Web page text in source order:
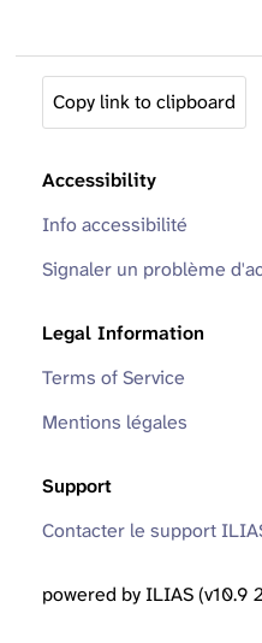
Copy link to clipboard
Accessibility
Info accessibilité
Signaler un problème
Legal Information
Terms of Service
Mentions légales
Support
Contacter le support
powered by ILIAS (v10.9